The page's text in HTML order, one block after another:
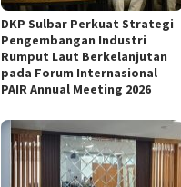
DKP Sulbar Perkuat Strategi
Pengembangan Industri
Rumput Laut Berkelanjutan
pada Forum Internasional
PAIR Annual Meeting 2026